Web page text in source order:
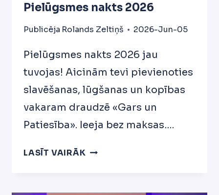
Pielūgsmes nakts 2026
Publicēja Rolands Zeltiņš 2026-Jun-05
Pielūgsmes nakts 2026 jau
tuvojas! Aicinām tevi pievienoties
slavēšanas, lūgšanas un kopības
vakaram draudzē «Gars un
Patiesība». Ieeja bez maksas….
LASĪT VAIRĀK PIELŪGSMES